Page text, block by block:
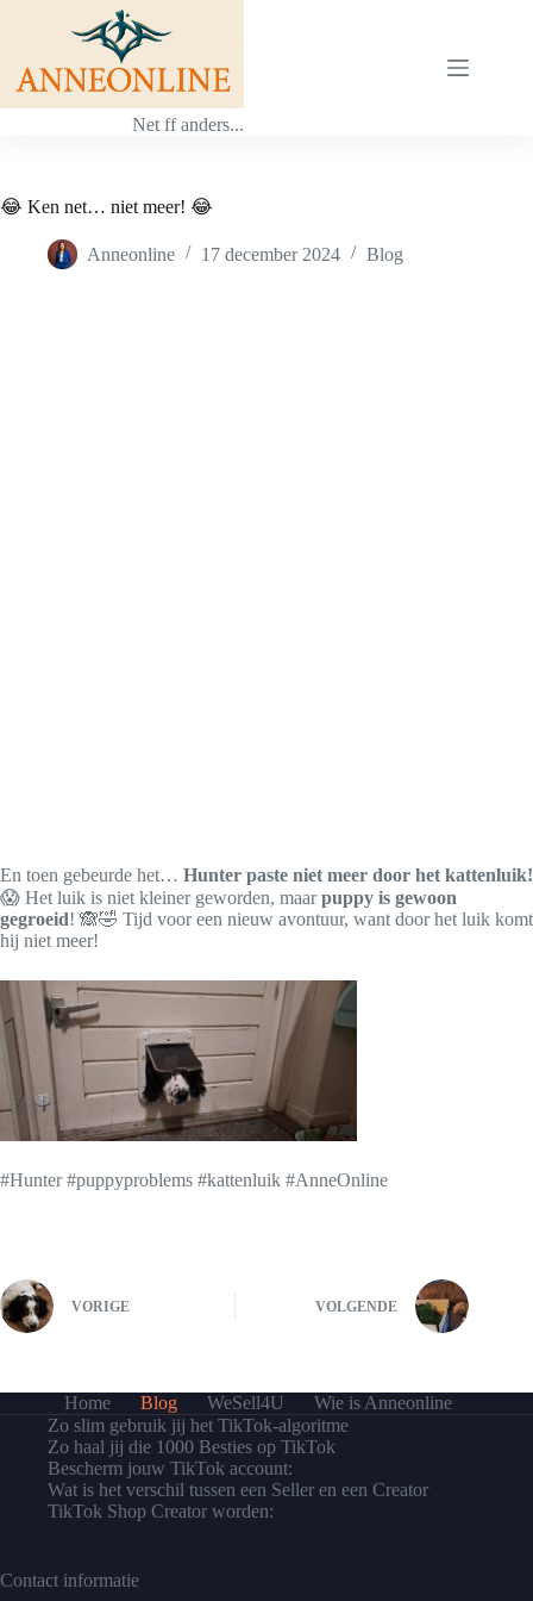
inhoud
Net ff anders...
😂 Ken net… niet meer! 😂
Anneonline 17 december 2024 Blog
En toen gebeurde het… Hunter paste niet meer door het kattenluik!
😱 Het luik is niet kleiner geworden, maarpuppy is gewoon
gegroeid! 🙈🤣 Tijd voor een nieuw avontuur, want door het luik komt
hij niet meer!
#Hunter #puppyproblems #kattenluik #AnneOnline
VORIGE VOLGENDE
Home Blog WeSell4U
Wie is Anneonline
Zo slim gebruik jij het TikTok-algoritme
Zo haal jij die 1000 Besties op TikTok
Bescherm jouw TikTok account:
Wat is het verschil tussen een Seller en een Creator
TikTok Shop Creator worden:
Contact informatie